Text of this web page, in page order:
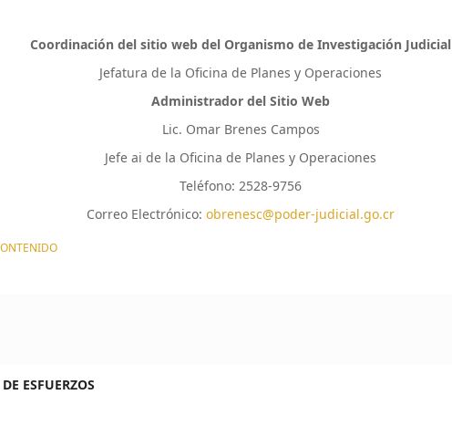
Coordinación del sitio web del Organismo de Investigación Judicial
Jefatura de la Oficina de Planes y Operaciones
Administrador del Sitio Web
Lic. Omar Brenes Campos
Jefe ai de la Oficina de Planes y Operaciones
Teléfono: 2528-9756
Correo Electrónico: obrenesc@poder-judicial.go.cr
ESFUERZOS